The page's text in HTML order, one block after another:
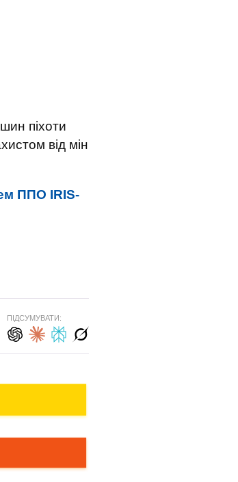
піхоти
від мін
ППО IRIS-
ПІДСУМУВАТИ: